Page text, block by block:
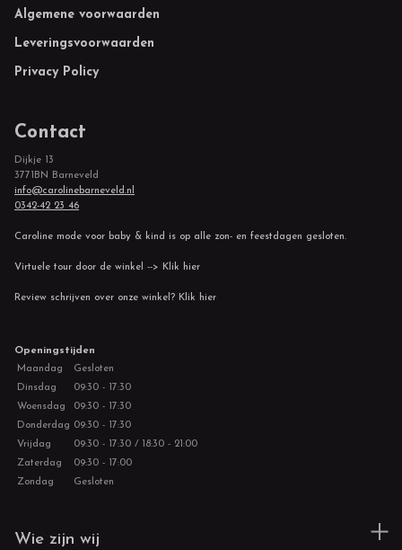
Footer
Algemene voorwaarden
Leveringsvoorwaarden
Privacy Policy
Contact
Dijkje 13
3771BN Barneveld
info@carolinebarneveld.nl
0342-42 23 46
Caroline mode voor baby & kind is op alle zon- en feestdagen gesloten.
Virtuele tour door de winkel --> Klik hier
Review schrijven over onze winkel? Klik hier
Openingstijden
Maandag
Gesloten
Dinsdag
09:30 - 17:30
Woensdag
09:30 - 17:30
Donderdag 09:30 - 17:30
Vrijdag
09:30 - 17:30 / 18:30 - 21:00
Zaterdag
09:30 - 17:00
Zondag
Gesloten
Wie zijn wij